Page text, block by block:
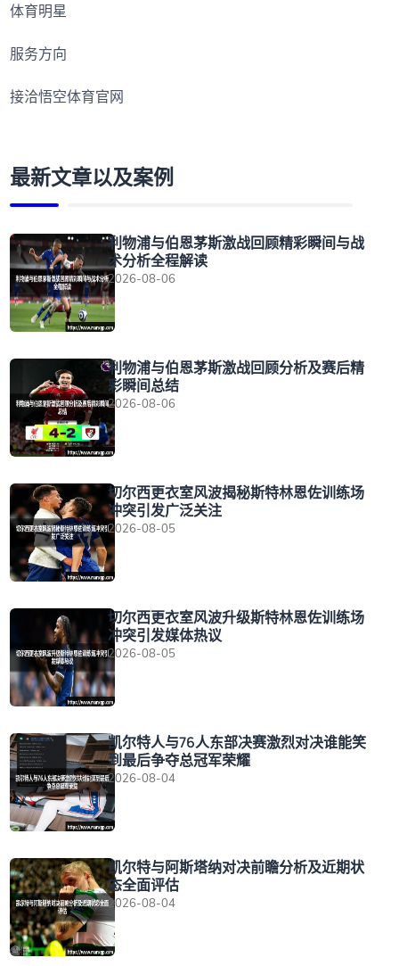
体育明星
服务方向
接洽悟空体育官网
最新文章以及案例
利物浦与伯恩茅斯激战回顾精彩瞬间与战
术分析全程解读
2026-08-06
利物浦与伯恩茅斯激战回顾分析及赛后精
彩瞬间总结
2026-08-06
切尔西更衣室风波揭秘斯特林恩佐训练场
冲突引发广泛关注
2026-08-05
切尔西更衣室风波升级斯特林恩佐训练场
冲突引发媒体热议
2026-08-05
凯尔特人与76人东部决赛激烈对决谁能笑
到最后争夺总冠军荣耀
2026-08-04
凯尔特与阿斯塔纳对决前瞻分析及近期状
态全面评估
2026-08-04